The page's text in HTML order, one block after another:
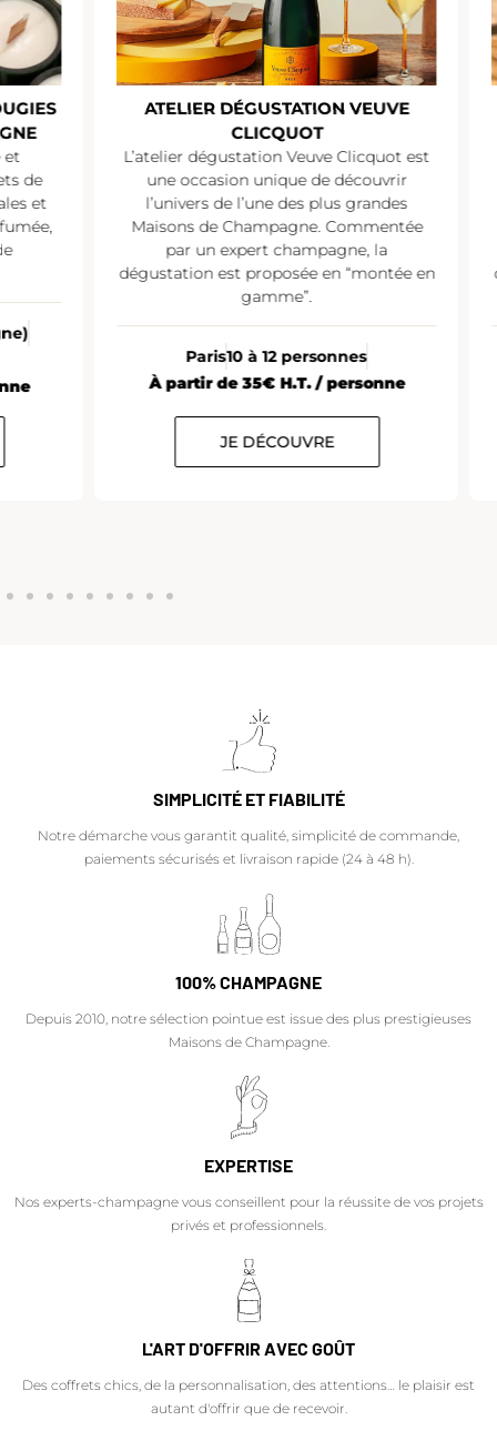
et
ATELIER DÉGUSTATION VEUVE
CLICQUOT
L’atelier dégustation Veuve Clicquot est
une occasion unique de découvrir
l’univers de l’une des plus grandes
Maisons de Champagne. Commentée
par un expert champagne, la
dégustation est proposée en “montée en
gamme”.
Paris10 à 12 personnes
À partir de 35€ H.T. / personne
JE DÉCOUVRE
SIMPLICITÉ ET FIABILITÉ
Notre démarche vous garantit qualité, simplicité de commande,
paiements sécurisés et livraison rapide (24 à 48 h).
100% CHAMPAGNE
Depuis 2010, notre sélection pointue est issue des plus prestigieuses
Maisons de Champagne.
EXPERTISE
Nos experts-champagne vous conseillent pour la réussite de vos projets
privés et professionnels.
L'ART D'OFFRIR AVEC GOÛT
Des coffrets chics, de la personnalisation, des attentions… le plaisir est
autant d'offrir que de recevoir.